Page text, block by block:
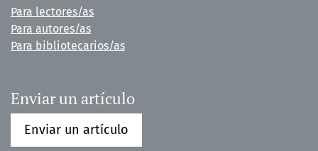
Para lectores/as
Para autores/as
Para bibliotecarios/as
Enviar un artículo
Enviar un artículo